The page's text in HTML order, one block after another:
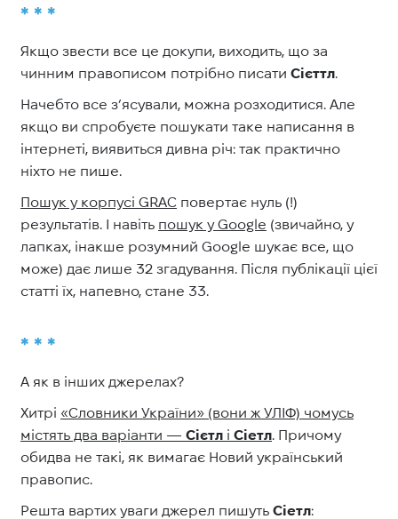
* * *
Якщо звести все це докупи, виходить, що за
чинним правописом потрібно писати Сієттл.
Начебто все з’ясували, можна розходитися. Але
якщо ви спробуєте пошукати таке написання в
інтернеті, виявиться дивна річ: так практично
ніхто не пише.
Пошук у корпусі GRAC повертає нуль (!)
результатів. І навіть пошук у Google (звичайно, у
лапках, інакше розумний Google шукає все, що
може) дає лише 32 згадування. Після публікації цієї
статті їх, напевно, стане 33.
* * *
А як в інших джерелах?
Хитрі «Словники України» (вони ж УЛІФ) чомусь
містять два варіанти — Сієтл і Сіетл. Причому
обидва не такі, як вимагає Новий український
правопис.
Решта вартих уваги джерел пишуть Сіетл: